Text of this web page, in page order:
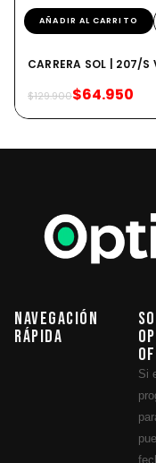
AÑADIR AL CARRITO
CARRERA SOL | 207/S
$129.900$64.950
Navegación
Rápida
Si